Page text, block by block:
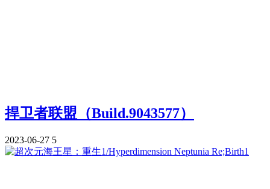
捍卫者联盟（Build.9043577）
2023-06-27 5